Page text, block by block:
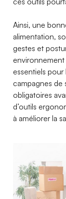
Ainsi, une
alimentation,
gestes et
essentiels pour
campagnes de
obligatoires
d’outils
à améliorer la